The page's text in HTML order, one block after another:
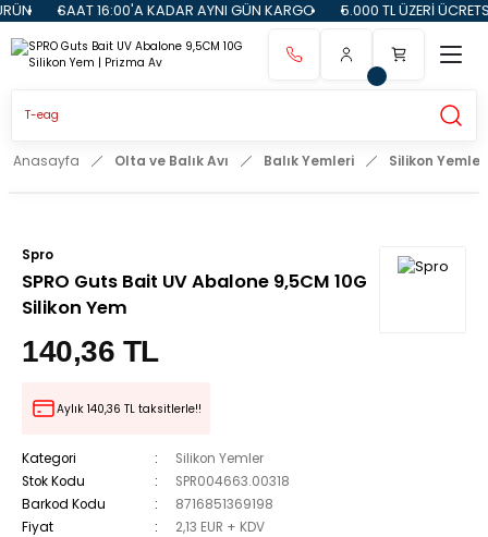
SAAT 16:00'A KADAR AYNI GÜN KARGO 5.000 TL ÜZERİ
Anasayfa Olta ve Balık Avı Balık Yemleri Silikon Yemler
Spro
SPRO Guts Bait UV Abalone 9,5CM 10G
Silikon Yem
140,36 TL
Aylık 140,36 TL taksitlerle!!
Kategori
Silikon Yemler
Stok Kodu
SPR004663.00318
Barkod Kodu
8716851369198
Fiyat
2,13 EUR + KDV